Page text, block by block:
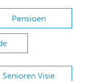
Pensioen
Senioren Visie